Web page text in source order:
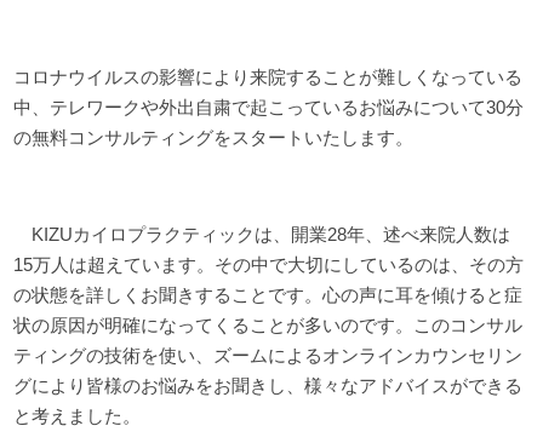
コロナウイルスの影響により来院することが難しくなっている
中、テレワークや外出自粛で起こっているお悩みについて30分
の無料コンサルティングをスタートいたします。
KIZUカイロプラクティックは、開業28年、述べ来院人数は
15万人は超えています。その中で大切にしているのは、その方
の状態を詳しくお聞きすることです。心の声に耳を傾けると症
状の原因が明確になってくることが多いのです。このコンサル
ティングの技術を使い、ズームによるオンラインカウンセリン
グにより皆様のお悩みをお聞きし、様々なアドバイスができる
と考えました。